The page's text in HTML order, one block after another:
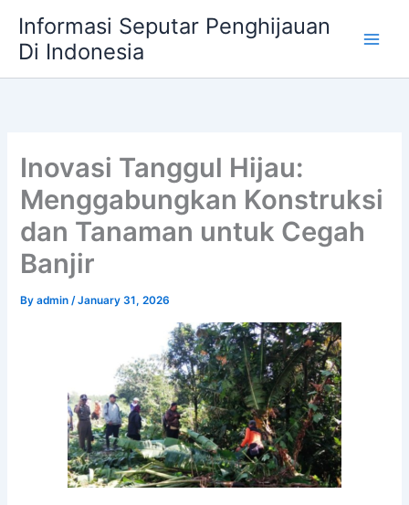
content
Informasi Seputar Penghijauan
Di Indonesia
Inovasi Tanggul Hijau:
Menggabungkan Konstruksi
dan Tanaman untuk Cegah
Banjir
Byadmin/January 31, 2026